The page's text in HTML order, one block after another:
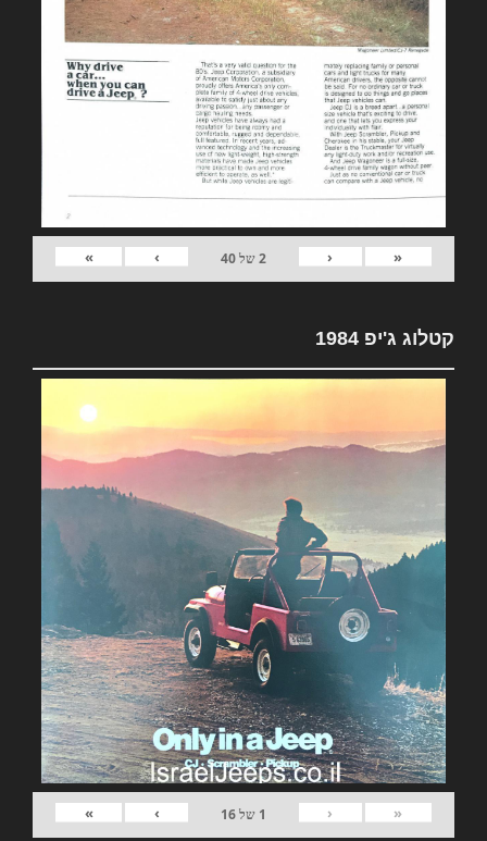
«
‹
2של40
›
»
קטלוג ג'יפ 1984
«
‹
1 של16
›
»